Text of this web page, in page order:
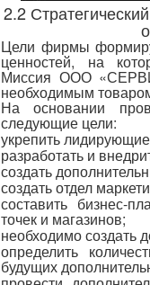
2.2
Цели фирмы
ценностей, на
Миссия ООО
необходимым
На основании
следующие цели:
укрепить
разработать и
создать
создать отдел
составить бизнес-
точек и магазинов;
необходимо создать
определить
будущих